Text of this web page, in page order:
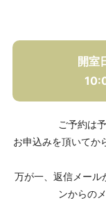
開室
ご予約は
お申込みを頂いてか
万が一、返信メール
ンからの